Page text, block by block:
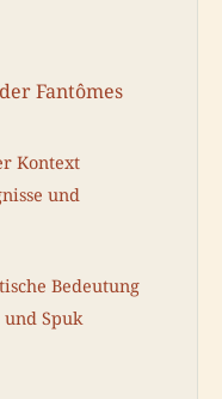
Fantômes
Kontext
und
Bedeutung
Spuk